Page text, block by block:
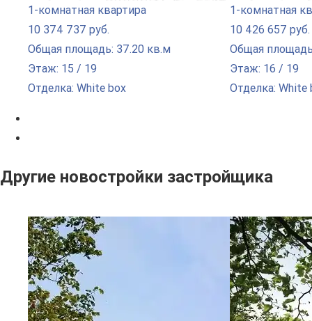
1-комнатная квартира
10 374 737 руб.
Общая площадь: 37.20 кв.м
Этаж: 15 / 19
Отделка: White box
1-комнатная
10 426 657 руб.
Общая
Этаж: 16 / 19
Отделка: White
Другие новостройки застройщика